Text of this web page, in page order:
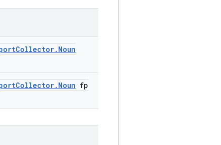
Collector. Noun
Collector. Noun fp